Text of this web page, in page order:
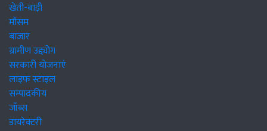
खेती-बाड़ी
मौसम
बाजार
ग्रामीण उद्द्योग
सरकारी योजनाएं
लाइफ स्टाइल
सम्पादकीय
जॉब्स
डायरेक्टरी